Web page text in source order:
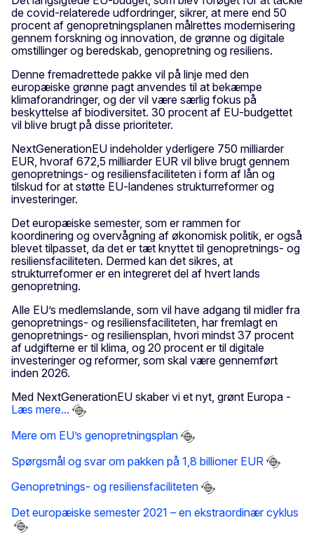
de covid-relaterede udfordringer, sikrer, at mere end 50
procent af genopretningsplanen målrettes modernisering
gennem forskning og innovation, de grønne og digitale
omstillinger og beredskab, genopretning og resiliens.
Denne fremadrettede pakke vil på linje med den
europæiske grønne pagt anvendes til at bekæmpe
klimaforandringer, og der vil være særlig fokus på
beskyttelse af biodiversitet. 30 procent af EU-budgettet
vil blive brugt på disse prioriteter.
NextGenerationEU indeholder yderligere 750 milliarder
EUR, hvoraf 672,5 milliarder EUR vil blive brugt gennem
genopretnings- og resiliensfaciliteten i form af lån og
tilskud for at støtte EU-landenes strukturreformer og
investeringer.
Det europæiske semester, som er rammen for
koordinering og overvågning af økonomisk politik, er også
blevet tilpasset, da det er tæt knyttet til genopretnings- og
resiliensfaciliteten. Dermed kan det sikres, at
strukturreformer er en integreret del af hvert lands
genopretning.
Alle EU’s medlemslande, som vil have adgang til midler fra
genopretnings- og resiliensfaciliteten, har fremlagt en
genopretnings- og resiliensplan, hvori mindst 37 procent
af udgifterne er til klima, og 20 procent er til digitale
investeringer og reformer, som skal være gennemført
inden 2026.
Med NextGenerationEU skaber vi et nyt, grønt Europa -
Læs mere...
Mere om EU’s genopretningsplan
Spørgsmål og svar om pakken på 1,8 billioner EUR
Genopretnings- og resiliensfaciliteten
Det europæiske semester 2021 – en ekstraordinær cyklus